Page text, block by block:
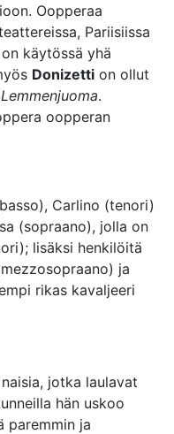
Oopperaa
Pariisiissa
käytössä yhä
Donizetti on ollut
Lemmenjuoma.
oopperan
Carlino (tenori)
(sopraano), jolla on
lisäksi henkilöitä
ja
rikas kavaljeeri
jotka laulavat
hän uskoo
paremmin ja